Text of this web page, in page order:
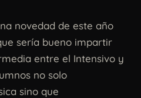
novedad de este año
sería bueno impartir
entre el Intensivo y
no solo
sino que